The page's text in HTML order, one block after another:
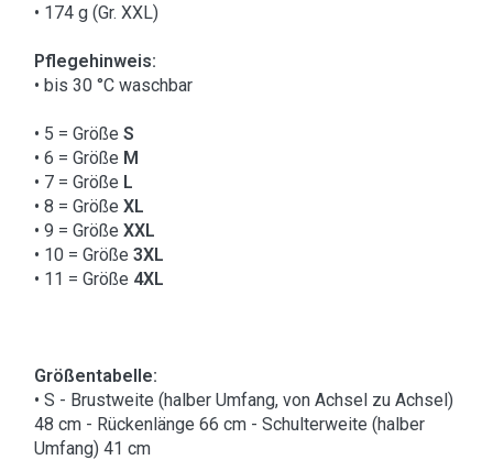
• 174 g (Gr. XXL)
Pflegehinweis:
• bis 30 °C waschbar
• 5 = Größe S
• 6 = Größe M
• 7 = Größe L
• 8 = Größe XL
• 9 = Größe XXL
• 10 = Größe 3XL
• 11 = Größe 4XL
Größentabelle:
• S - Brustweite (halber Umfang, von Achsel zu Achsel)
48 cm - Rückenlänge 66 cm - Schulterweite (halber
Umfang) 41 cm